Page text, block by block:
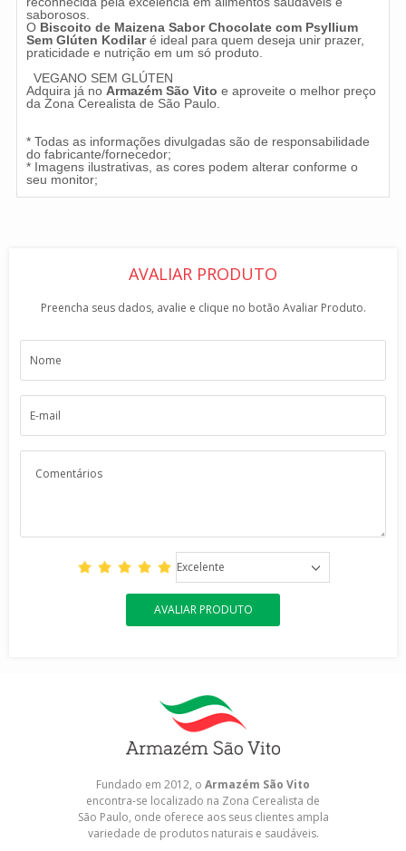
saborosos.
O Biscoito de Maizena Sabor Chocolate com Psyllium
Sem Glúten Kodilaré ideal para quem deseja unir prazer,
praticidade e nutrição em um só produto.
VEGANO SEM GLÚTEN
Adquira já no Armazém São Vito e aproveite o melhor preço
da Zona Cerealista de São Paulo.
* Todas as informações divulgadas são de responsabilidade
do fabricante/fornecedor;
* Imagens ilustrativas, as cores podem alterar conforme o
seu monitor;
AVALIAR PRODUTO
Preencha seus dados, avalie e clique no botão Avaliar Produto.
Excelente
AVALIAR PRODUTO
Fundado em 2012, o Armazém São Vito
encontra-se localizado na Zona Cerealista de
São Paulo, onde oferece aos seus clientes ampla
variedade de produtos naturais e saudáveis.